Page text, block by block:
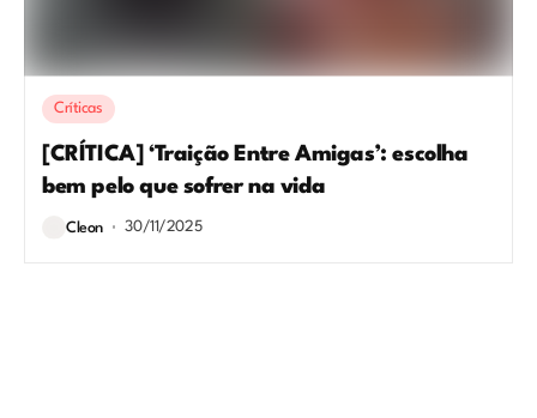
Críticas
[CRÍTICA] ‘Traição Entre Amigas’: escolha
bem pelo que sofrer na vida
Cleon 30/11/2025